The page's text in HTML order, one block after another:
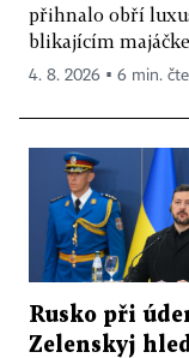
přihnalo obří
blikajícím
4. 8. 2026 ▪ 6 min.
Rusko při
Zelenskyj